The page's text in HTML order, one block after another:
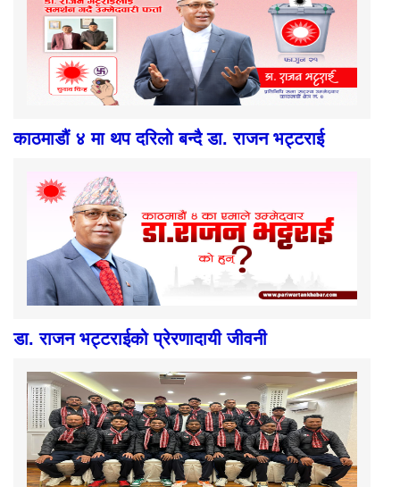
काठमाडौं ४ मा थप दरिलो बन्दै डा. राजन भट्टराई
डा. राजन भट्टराईको प्रेरणादायी जीवनी